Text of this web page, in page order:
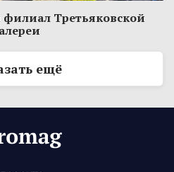
Третьяковской
ещё